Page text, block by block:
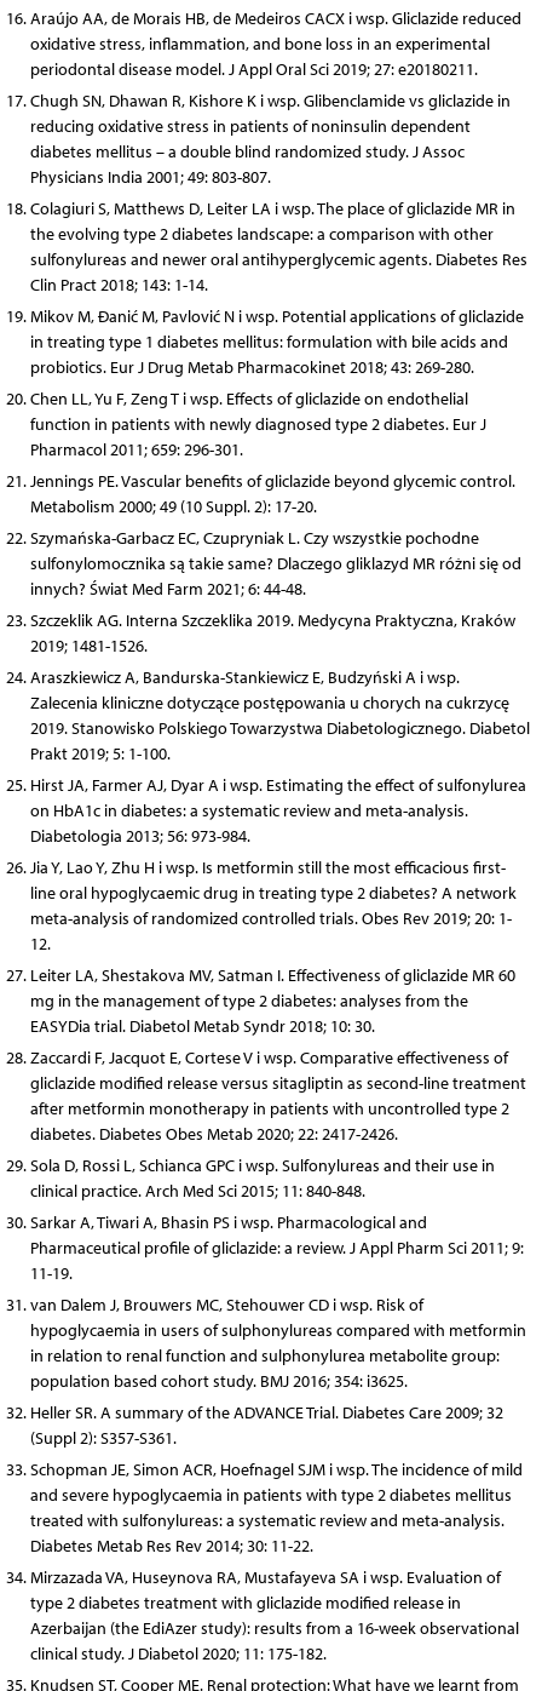
Araújo AA, de Morais HB, de Medeiros CACX i wsp. Gliclazide reduced
oxidative stress, inflammation, and bone loss in an experimental
periodontal disease model. J Appl Oral Sci 2019; 27: e20180211.
Chugh SN, Dhawan R, Kishore K i wsp. Glibenclamide vs gliclazide in
reducing oxidative stress in patients of noninsulin dependent
diabetes mellitus – a double blind randomized study. J Assoc
Physicians India 2001; 49: 803-807.
Colagiuri S, Matthews D, Leiter LA i wsp. The place of gliclazide MR in
the evolving type 2 diabetes landscape: a comparison with other
sulfonylureas and newer oral antihyperglycemic agents. Diabetes Res
Clin Pract 2018; 143: 1-14.
Mikov M, Đanić M, Pavlović N i wsp. Potential applications of gliclazide
in treating type 1 diabetes mellitus: formulation with bile acids and
probiotics. Eur J Drug Metab Pharmacokinet 2018; 43: 269-280.
Chen LL, Yu F, Zeng T i wsp. Effects of gliclazide on endothelial
function in patients with newly diagnosed type 2 diabetes. Eur J
Pharmacol 2011; 659: 296-301.
Jennings PE. Vascular benefits of gliclazide beyond glycemic control.
Metabolism 2000; 49 (10 Suppl. 2): 17-20.
Szymańska-Garbacz EC, Czupryniak L. Czy wszystkie pochodne
sulfonylomocznika są takie same? Dlaczego gliklazyd MR różni się od
innych? Świat Med Farm 2021; 6: 44-48.
Szczeklik AG. Interna Szczeklika 2019. Medycyna Praktyczna, Kraków
2019; 1481-1526.
Araszkiewicz A, Bandurska-Stankiewicz E, Budzyński A i wsp.
Zalecenia kliniczne dotyczące postępowania u chorych na cukrzycę
2019. Stanowisko Polskiego Towarzystwa Diabetologicznego. Diabetol
Prakt 2019; 5: 1-100.
Hirst JA, Farmer AJ, Dyar A i wsp. Estimating the effect of sulfonylurea
on HbA1c in diabetes: a systematic review and meta-analysis.
Diabetologia 2013; 56: 973-984.
Jia Y, Lao Y, Zhu H i wsp. Is metformin still the most efficacious first-
line oral hypoglycaemic drug in treating type 2 diabetes? A network
meta-analysis of randomized controlled trials. Obes Rev 2019; 20: 1-
12.
Leiter LA, Shestakova MV, Satman I. Effectiveness of gliclazide MR 60
mg in the management of type 2 diabetes: analyses from the
EASYDia trial. Diabetol Metab Syndr 2018; 10: 30.
Zaccardi F, Jacquot E, Cortese V i wsp. Comparative effectiveness of
gliclazide modified release versus sitagliptin as second-line treatment
after metformin monotherapy in patients with uncontrolled type 2
diabetes. Diabetes Obes Metab 2020; 22: 2417-2426.
Sola D, Rossi L, Schianca GPC i wsp. Sulfonylureas and their use in
clinical practice. Arch Med Sci 2015; 11: 840-848.
Sarkar A, Tiwari A, Bhasin PS i wsp. Pharmacological and
Pharmaceutical profile of gliclazide: a review. J Appl Pharm Sci 2011; 9:
11-19.
van Dalem J, Brouwers MC, Stehouwer CD i wsp. Risk of
hypoglycaemia in users of sulphonylureas compared with metformin
in relation to renal function and sulphonylurea metabolite group:
population based cohort study. BMJ 2016; 354: i3625.
Heller SR. A summary of the ADVANCE Trial. Diabetes Care 2009; 32
(Suppl 2): S357-S361.
Schopman JE, Simon ACR, Hoefnagel SJM i wsp. The incidence of mild
and severe hypoglycaemia in patients with type 2 diabetes mellitus
treated with sulfonylureas: a systematic review and meta-analysis.
Diabetes Metab Res Rev 2014; 30: 11-22.
Mirzazada VA, Huseynova RA, Mustafayeva SA i wsp. Evaluation of
type 2 diabetes treatment with gliclazide modified release in
Azerbaijan (the EdiAzer study): results from a 16-week observational
clinical study. J Diabetol 2020; 11: 175-182.
Knudsen ST, Cooper ME. Renal protection: What have we learnt from